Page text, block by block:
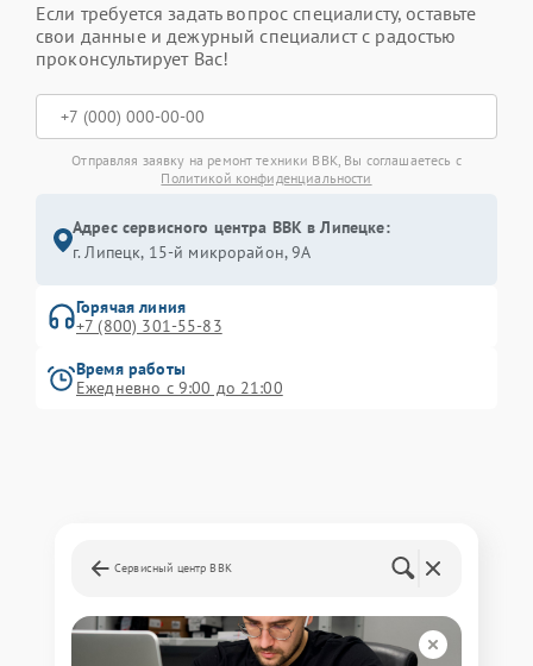
Если требуется задать вопрос специалисту, оставьте
свои данные и дежурный специалист с радостью
проконсультирует Вас!
Отправляя заявку на ремонт техники BBK, Вы соглашаетесь с
Политикой конфиденциальности
Адрес сервисного центра BBK в Липецке:
г. Липецк, 15-й микрорайон, 9А
Горячая линия
+7 (800) 301-55-83
Время работы
Ежедневно с 9:00 до 21:00
Сервисный центр BBK